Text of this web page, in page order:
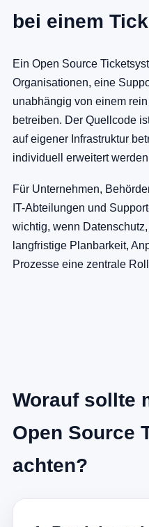
bei einem
Ein Open Source
Organisationen, eine
unabhängig von einem
betreiben. Der Quellcode
auf eigener Infrastruktur
individuell erweitert
Für Unternehmen,
IT-Abteilungen und
wichtig, wenn
langfristige Planbarkeit,
Prozesse eine zentrale
Worauf sollte
Open Source
achten?